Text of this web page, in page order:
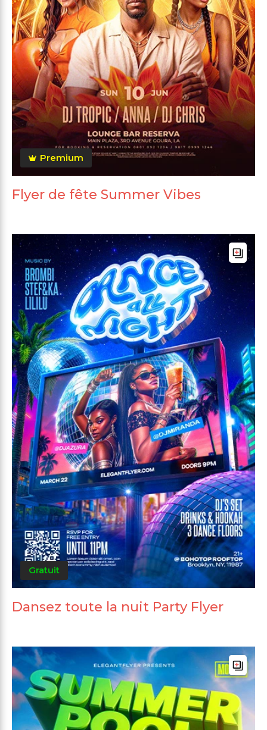
Premium
Flyer de fête Summer Vibes
Gratuit
Dansez toute la nuit Party Flyer